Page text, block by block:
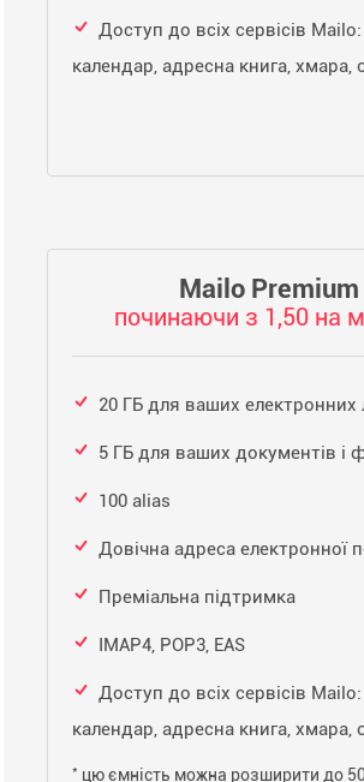
Доступ до всіх сервісів
календар, адресна книга, хмара,
Mailo Premium
починаючи з 1,50 на
20 ГБ для ваших електронних
5 ГБ для ваших документів і
100 alias
Довічна адреса електронної
Преміальна підтримка
IMAP4, POP3, EAS
Доступ до всіх сервісів
календар, адресна книга, хмара,
* цю ємність можна розширити до